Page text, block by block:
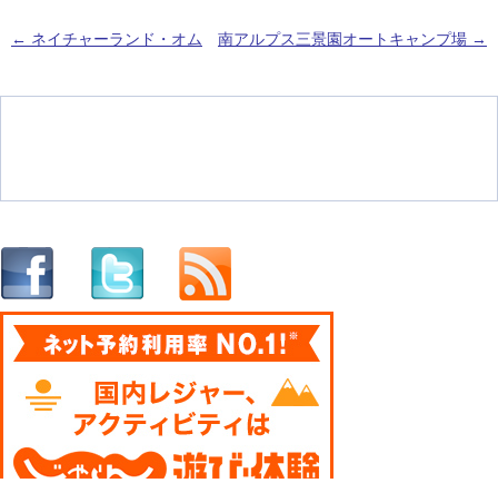
← ネイチャーランド・オム 南アルプス三景園オートキャンプ場 →